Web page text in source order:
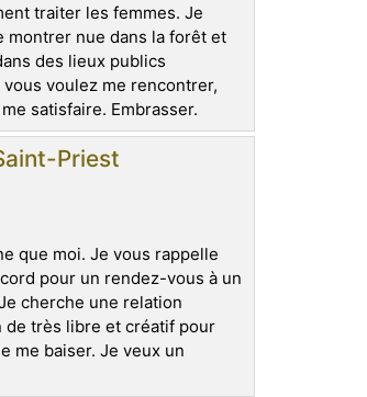
traiter les femmes. Je
montrer nue dans la forêt et
des lieux publics
voulez me rencontrer,
satisfaire. Embrasser.
Priest
que moi. Je vous rappelle
pour un rendez-vous à un
cherche une relation
de très libre et créatif pour
me baiser. Je veux un